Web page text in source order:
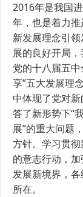
2016年是我国
年，也是着力
新发展理念引
展的良好开局，
党的十八届五
享”五大发展理
中体现了党对
答了新形势下“
展”的重大问题
方针。学习贯
的意志行动，
发展新境界，
所在。